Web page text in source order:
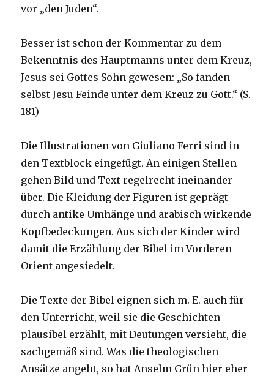
vor „den Juden“.
Besser ist schon der Kommentar zu dem
Bekenntnis des Hauptmanns unter dem Kreuz,
Jesus sei Gottes Sohn gewesen: „So fanden
selbst Jesu Feinde unter dem Kreuz zu Gott.“ (S.
181)
Die Illustrationen von Giuliano Ferri sind in
den Textblock eingefügt. An einigen Stellen
gehen Bild und Text regelrecht ineinander
über. Die Kleidung der Figuren ist geprägt
durch antike Umhänge und arabisch wirkende
Kopfbedeckungen. Aus sich der Kinder wird
damit die Erzählung der Bibel im Vorderen
Orient angesiedelt.
Die Texte der Bibel eignen sich m. E. auch für
den Unterricht, weil sie die Geschichten
plausibel erzählt, mit Deutungen versieht, die
sachgemäß sind. Was die theologischen
Ansätze angeht, so hat Anselm Grün hier eher